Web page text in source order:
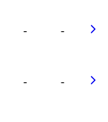
- -
- -